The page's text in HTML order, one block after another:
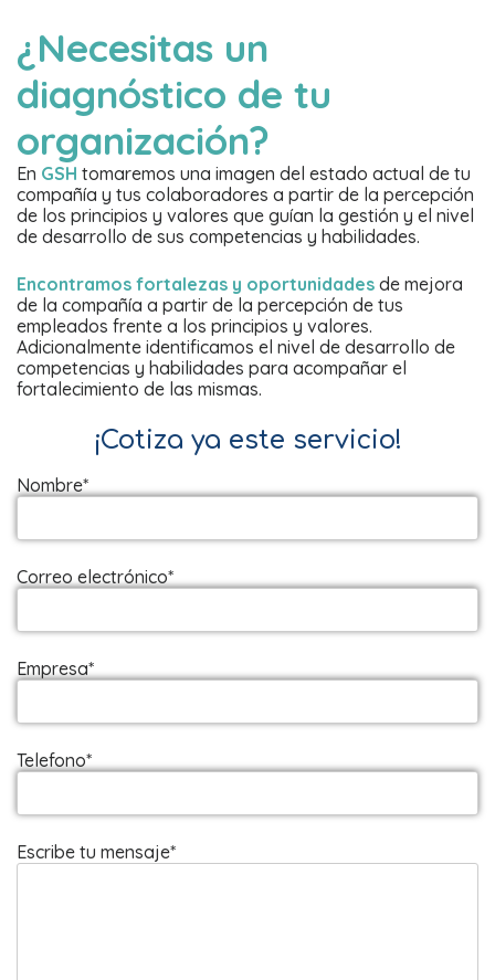
¿Necesitas un
diagnóstico de tu
organización?
En GSH tomaremos una imagen del estado actual de tu
compañía y tus colaboradores a partir de la percepción
de los principios y valores que guían la gestión y el nivel
de desarrollo de sus competencias y habilidades.
Encontramos fortalezas y oportunidades de mejora
de la compañía a partir de la percepción de tus
empleados frente a los principios y valores.
Adicionalmente identificamos el nivel de desarrollo de
competencias y habilidades para acompañar el
fortalecimiento de las mismas.
¡Cotiza ya este servicio!
Nombre*
Correo electrónico*
Empresa*
Telefono*
Escribe tu mensaje*